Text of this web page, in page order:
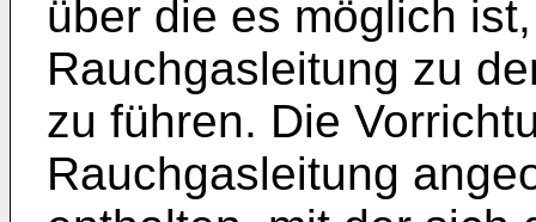
über die es möglich
Rauchgasleitung zu
zu führen. Die
Rauchgasleitung